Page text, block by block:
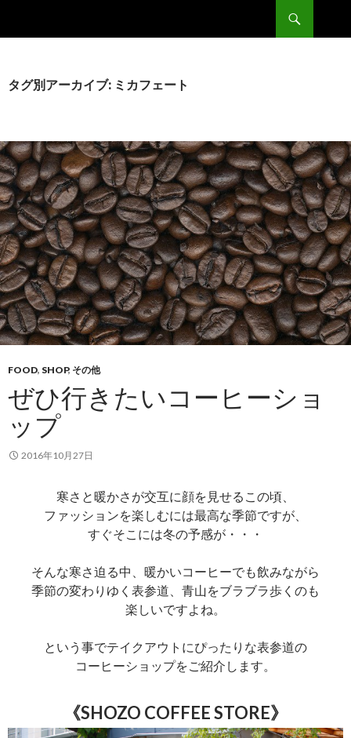
ン
動
タグ別アーカイブ: ミカフェート
FOOD, SHOP, その他
ぜひ行きたいコーヒーショ
ップ
2016年10月27日
寒さと暖かさが交互に顔を見せるこの頃、
ファッションを楽しむには最高な季節ですが、
すぐそこには冬の予感が・・・
そんな寒さ迫る中、暖かいコーヒーでも飲みながら
季節の変わりゆく表参道、青山をブラブラ歩くのも
楽しいですよね。
という事でテイクアウトにぴったりな表参道の
コーヒーショップをご紹介します。
《SHOZO COFFEE STORE》